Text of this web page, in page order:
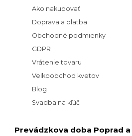
Ako nakupovať
Doprava a platba
Obchodné podmienky
GDPR
Vrátenie tovaru
Veľkoobchod kvetov
Blog
Svadba na kľúč
Prevádzkova doba Poprad